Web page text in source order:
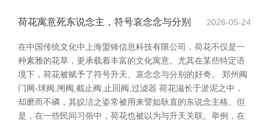
荷花寓意死东说念主，符号哀念念与分别 2026-05-24
在中国传统文化中上海盟铸信息科技有限公司，荷花不仅是一
种素雅的花草，更承载着丰富的文化寓意。尤其在某些特定语
境下，荷花被赋予了符号升天、哀念念与分别的好奇。 郑州阀
门网-球阀,闸阀,截止阀,止回阀,过滤器 荷花滋长于淤泥之中，
却磨而不磷，其皎洁之姿常被用来譬如耿直的东说念主格。但
是，在一些民间习俗中，荷花也被以为与升天关联。举例，在